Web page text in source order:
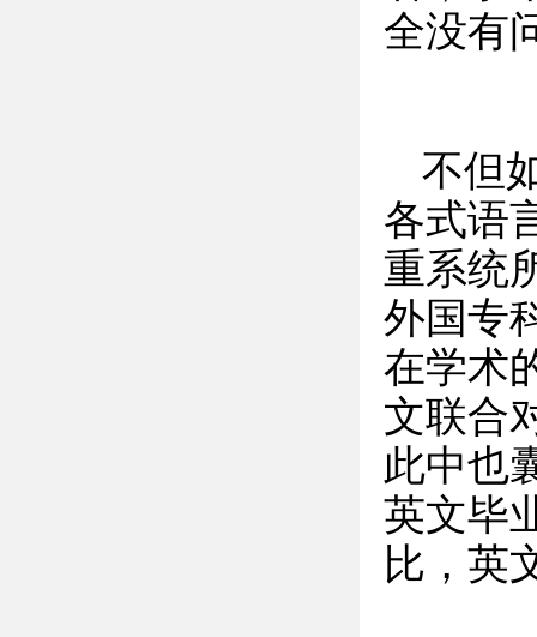
全没有
不但
各式语
重系统
外国专
在学术
文联合
此中也
英文毕
比，英